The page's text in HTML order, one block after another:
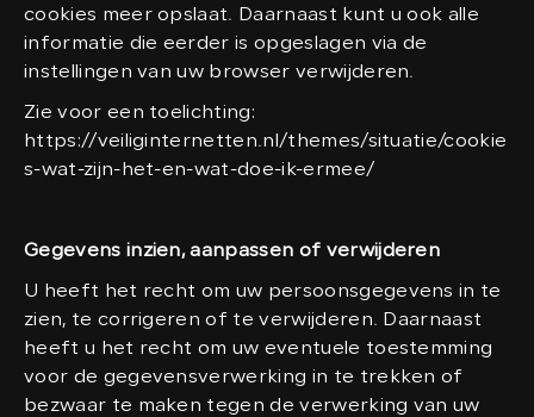
cookies meer opslaat. Daarnaast kunt u ook alle
informatie die eerder is opgeslagen via de
instellingen van uw browser verwijderen.
Zie voor een toelichting:
https://veiliginternetten.nl/themes/situatie/cookie
s-wat-zijn-het-en-wat-doe-ik-ermee/
Gegevens inzien, aanpassen of verwijderen
U heeft het recht om uw persoonsgegevens in te
zien, te corrigeren of te verwijderen. Daarnaast
heeft u het recht om uw eventuele toestemming
voor de gegevensverwerking in te trekken of
bezwaar te maken tegen de verwerking van uw